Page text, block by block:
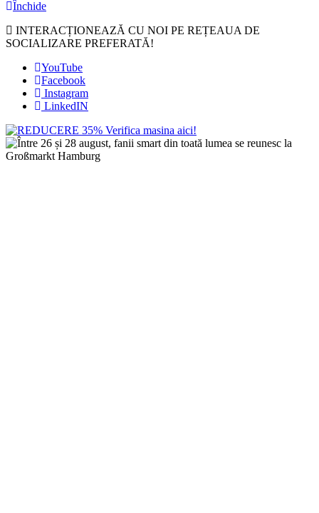
Închide
INTERACȚIONEAZĂ CU NOI PE REȚEAUA DE
SOCIALIZARE PREFERATĂ!
YouTube
Facebook
Instagram
LinkedIN